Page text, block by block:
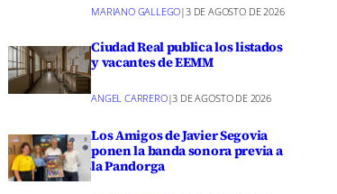
MARIANO GALLEGO|3 DE AGOSTO DE 2026
Ciudad Real publica los listados
y vacantes de EEMM
ANGEL CARRERO|3 DE AGOSTO DE 2026
Los Amigos de Javier Segovia
ponen la banda sonora previa a
la Pandorga